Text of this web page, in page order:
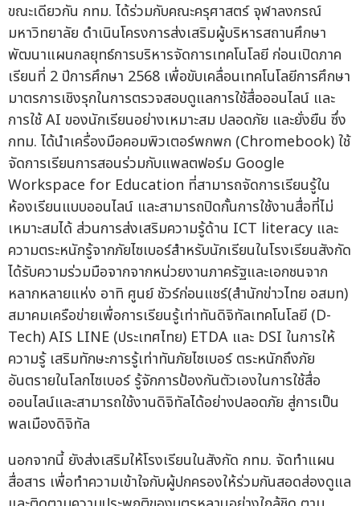
ขณะเดียวกัน กทม. ได้ร่วมกับคณะครุศาสตร์ จุฬาลงกรณ์
มหาวิทยาลัย ดำเนินโครงการส่งเสริมผู้บริหารสถานศึกษา
พัฒนาแผนกลยุทธ์การบริหารจัดการเทคโนโลยี ก่อนเปิดภาค
เรียนที่ 2 ปีการศึกษา 2568 เพื่อขับเคลื่อนเทคโนโลยีการศึกษา
มาตรการเชิงรุกในการตรวจสอบดูแลการใช้สื่อออนไลน์ และ
การใช้ AI ของนักเรียนอย่างเหมาะสม ปลอดภัย และยั่งยืน ซึ่ง
กทม. ได้นำเครื่องมือคอมพิวเตอร์พกพก (Chromebook) ใช้
จัดการเรียนการสอนร่วมกับแพลตฟอร์ม Google
Workspace for Education ที่สามารถจัดการเรียนรู้ใน
ห้องเรียนแบบออนไลน์ และสามารถปิดกั้นการใช้งานสื่อที่ไม่
เหมาะสมได้ ส่วนการส่งเสริมความรู้ด้าน ICT literacy และ
ความตระหนักรู้จากภัยไซเบอร์สำหรับนักเรียนในโรงเรียนสังกัด
ได้รับความร่วมมือจากจากหน่วยงานภาครัฐและเอกชนจาก
หลากหลายแห่ง อาทิ ศูนย์ ชัวร์ก่อนแชร์(สำนักข่าวไทย อสมท)
สมาคมเครือข่ายเพื่อการเรียนรู้เท่าทันดิจิทัลเทคโนโลยี (D-
Tech) AIS LINE (ประเทศไทย) ETDA และ DSI ในการให้
ความรู้ เสริมทักษะการรู้เท่าทันภัยไซเบอร์ ตระหนักถึงภัย
อันตรายในโลกไซเบอร์ รู้จักการป้องกันตัวเองในการใช้สื่อ
ออนไลน์และสามารถใช้งานดิจิทัลได้อย่างปลอดภัย สู่การเป็น
พลเมืองดิจิทัล
นอกจากนี้ ยังส่งเสริมให้โรงเรียนในสังกัด กทม. จัดทำแผน
สื่อสาร เพื่อทำความเข้าใจกับผู้ปกครองให้ร่วมกันสอดส่องดูแล